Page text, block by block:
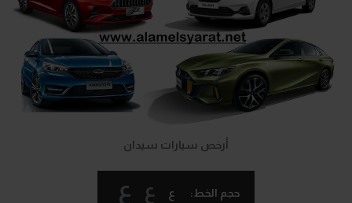
أرخص سيارات سيدان
حجم الخط: ع ع ع